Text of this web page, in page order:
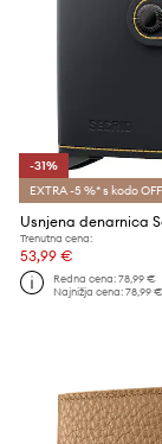
-31%
EXTRA -5 %* s kodo OFF
Usnjena denarnica
Trenutna cena:
53,99 €
Redna cena:78,99 €
Najnižja cena:78,99 €